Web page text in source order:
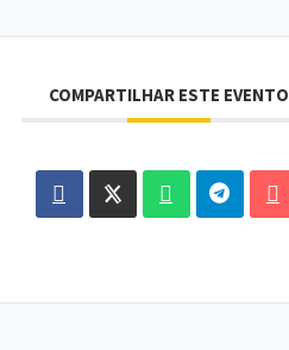
COMPARTILHAR ESTE EVENTO